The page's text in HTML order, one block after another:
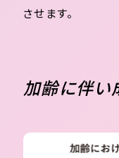
させます。
加齢に伴い